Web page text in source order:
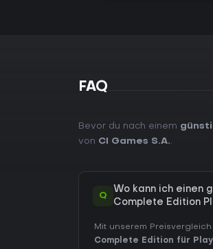
FAQ
Bevor du nach einem
von CI Games S.A..
Q
Wo kann ich einen
Complete Edition
Mit unserem
Complete Edition für